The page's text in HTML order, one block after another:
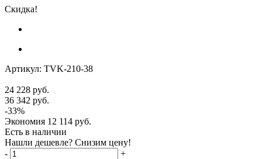
Скидка!
Артикул: TVK-210-38
24 228 руб.
36 342 руб.
-33%
Экономия 12 114 руб.
Есть в наличии
Нашли дешевле? Снизим цену!
-
+